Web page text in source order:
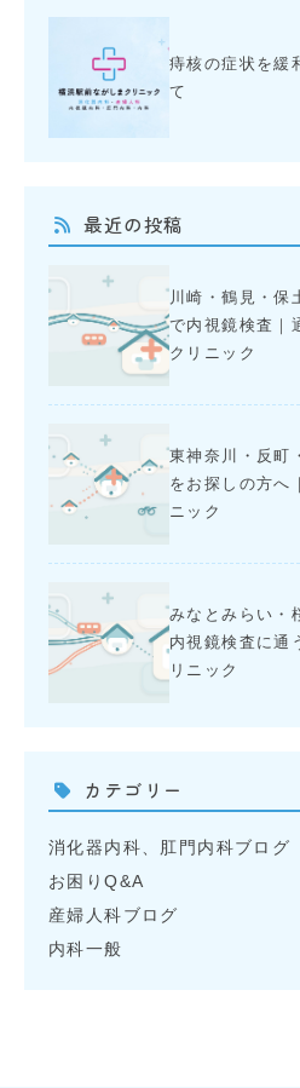
痔核の症状を緩
て
最近の投稿
川崎・鶴見・保
で内視鏡検査｜
クリニック
東神奈川・反町
をお探しの方へ
ニック
みなとみらい・
内視鏡検査に通
リニック
カテゴリー
消化器内科、肛門内科ブログ
お困りQ&A
産婦人科ブログ
内科一般